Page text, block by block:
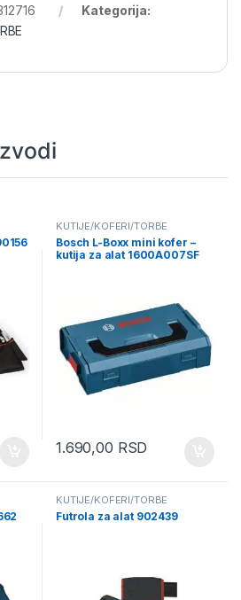
Kategorija:
KUTIJE/KOFERI/TORBE
Bosch L-Boxx mini kofer –
kutija za alat 1600A007SF
1.690,00 RSD
KUTIJE/KOFERI/TORBE
Futrola za alat 902439